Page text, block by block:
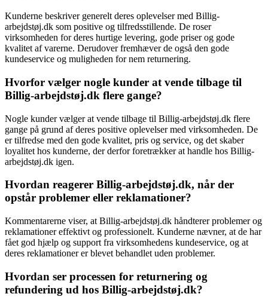
Kunderne beskriver generelt deres oplevelser med Billig-
arbejdstøj.dk som positive og tilfredsstillende. De roser
virksomheden for deres hurtige levering, gode priser og gode
kvalitet af varerne. Derudover fremhæver de også den gode
kundeservice og muligheden for nem returnering.
Hvorfor vælger nogle kunder at vende tilbage til
Billig-arbejdstøj.dk flere gange?
Nogle kunder vælger at vende tilbage til Billig-arbejdstøj.dk flere
gange på grund af deres positive oplevelser med virksomheden. De
er tilfredse med den gode kvalitet, pris og service, og det skaber
loyalitet hos kunderne, der derfor foretrækker at handle hos Billig-
arbejdstøj.dk igen.
Hvordan reagerer Billig-arbejdstøj.dk, når der
opstår problemer eller reklamationer?
Kommentarerne viser, at Billig-arbejdstøj.dk håndterer problemer og
reklamationer effektivt og professionelt. Kunderne nævner, at de har
fået god hjælp og support fra virksomhedens kundeservice, og at
deres reklamationer er blevet behandlet uden problemer.
Hvordan ser processen for returnering og
refundering ud hos Billig-arbejdstøj.dk?